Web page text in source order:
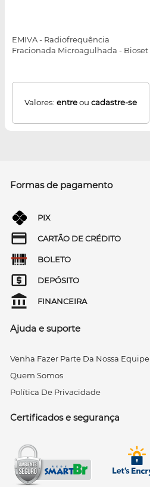
EMIVA - Radiofrequência
Fracionada Microagulhada - Bioset
Valores: entreou cadastre-se
Formas de pagamento
PIX
CARTÃO DE CRÉDITO
BOLETO
DEPÓSITO
FINANCEIRA
Ajuda e suporte
Venha Fazer Parte Da Nossa Equipe
Quem Somos
Política De Privacidade
Certificados e segurança